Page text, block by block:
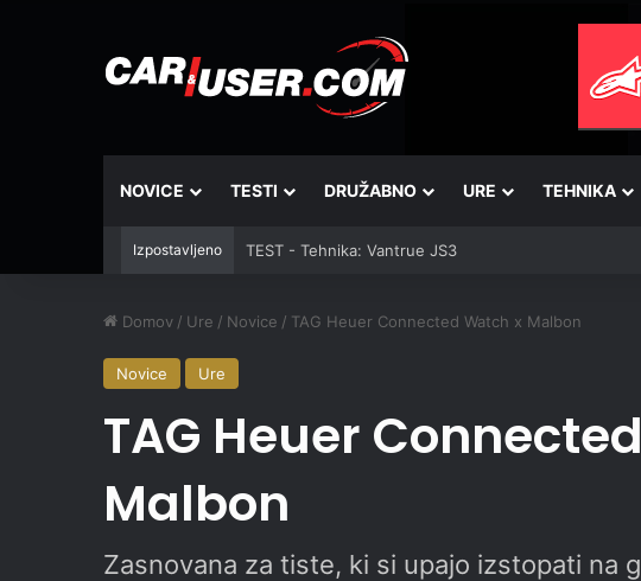
NOVICE TESTI DRUŽABNO URE TEHNIKA
Izpostavljeno TEST - Tehnika: Vantrue JS3
Domov / Ure / Novice / TAG Heuer Connected Watch x Malbon
Novice Ure
TAG Heuer
Malbon
Zasnovana za tiste, ki si upajo izstopati na